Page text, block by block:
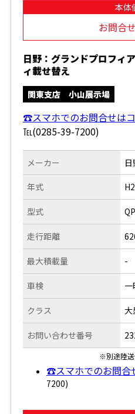
本体
お問合
日野：グランドプロフィ
ィ載せ替え
関東支店 小山展示場
☎スマホでのお問合せは
℡(0285-39-7200)
メーカー
年式
型式
走行距離
最大積載量
車検
クラス
お問い合わせ番号
-
一
大
※別途陸送
☎スマホでのお問合
7200)